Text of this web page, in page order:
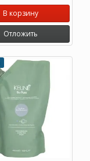
В корзину
Отложить